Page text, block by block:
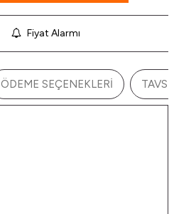
Fiyat Alarmı
ÖDEME SEÇENEKLERI